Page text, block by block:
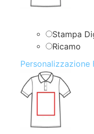
Stampa
Ricamo
Personalizzazione